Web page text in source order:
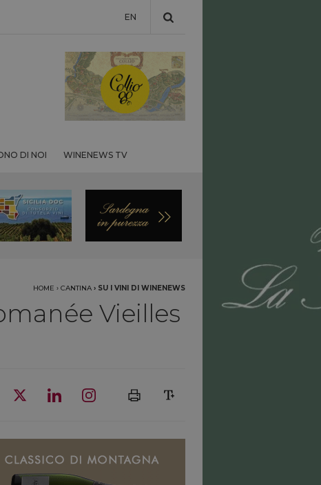
EN
DI NOI WINENEWS TV
HOME › CANTINA › SU I VINI DI WINENEWS
Vieilles